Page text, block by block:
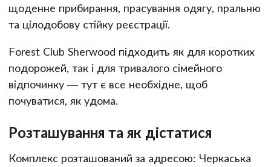
щоденне прибирання, прасування одягу, пральню
та цілодобову стійку реєстрації.
Forest Club Sherwood підходить як для коротких
подорожей, так і для тривалого сімейного
відпочинку — тут є все необхідне, щоб
почуватися, як удома.
Розташування та як дістатися
Комплекс розташований за адресою: Черкаська